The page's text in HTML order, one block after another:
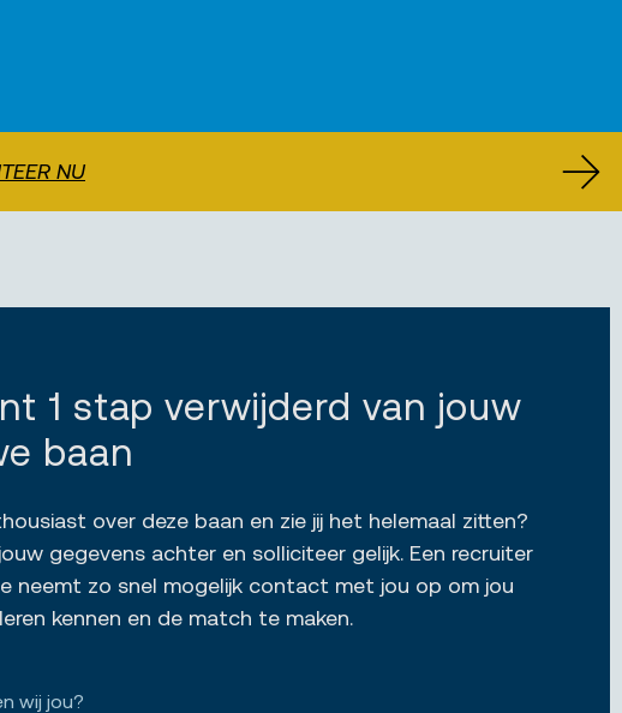
NU
1 stap verwijderd van jouw
baan
over deze baan en zie jij het helemaal zitten?
gegevens achter en solliciteer gelijk. Een recruiter
neemt zo snel mogelijk contact met jou op om jou
kennen en de match te maken.
wij jou?